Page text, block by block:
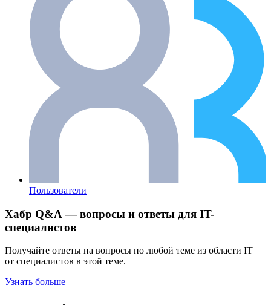
Пользователи
Хабр Q&A — вопросы и ответы для IT-
специалистов
Получайте ответы на вопросы по любой теме из области IT
от специалистов в этой теме.
Узнать больше